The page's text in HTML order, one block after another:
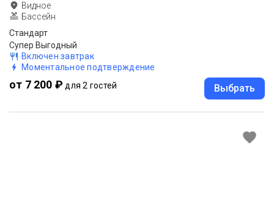
Видное
Бассейн
Стандарт
Супер Выгодный
Включен завтрак
Моментальное подтверждение
от 7 200 ₽ для 2 гостей Выбрать